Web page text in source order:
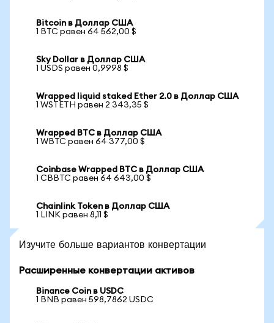
Bitcoin в Доллар США
1 BTC равен 64 562,00 $
Sky Dollar в Доллар США
1 USDS равен 0,9998 $
Wrapped liquid staked Ether 2.0 в Доллар США
1 WSTETH равен 2 343,35 $
Wrapped BTC в Доллар США
1 WBTC равен 64 377,00 $
Coinbase Wrapped BTC в Доллар США
1 CBBTC равен 64 643,00 $
Chainlink Token в Доллар США
1 LINK равен 8,11 $
Изучите больше вариантов конвертации
Расширенные конвертации активов
Binance Coin в USDC
1 BNB равен 598,7862 USDC